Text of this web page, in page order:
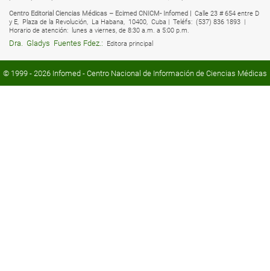
Centro Editorial Ciencias Médicas – Ecimed CNICM- Infomed | Calle 23 # 654 entre D
y E, Plaza de la Revolución, La Habana, 10400, Cuba | Teléfs: (537) 836 1893 |
Horario de atención:
lunes a viernes, de 8:30 a.m. a 5:00 p.m.
Dra. Gladys Fuentes Fdez.: Editora principal
© 1999 - 2026 Infomed - Centro Nacional de Información de Ciencias Médicas